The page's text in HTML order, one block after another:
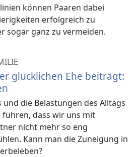
können Paaren dabei
erfolgreich zu
sogar ganz zu vermeiden.
glücklichen Ehe beiträgt:
und die Belastungen des Alltags
führen, dass wir uns mit
nicht mehr so eng
Kann man die Zuneigung in